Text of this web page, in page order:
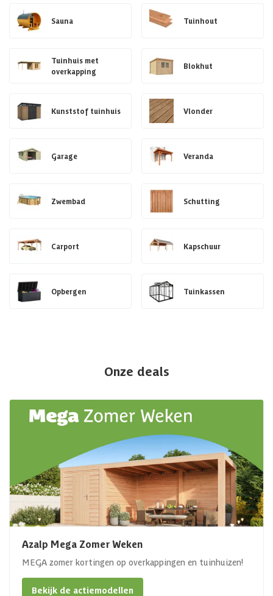
Sauna Tuinhout
Tuinhuis met
overkapping
Blokhut
Kunststof tuinhuis Vlonder
Garage Veranda
Zwembad Schutting
Carport Kapschuur
Opbergen Tuinkassen
Onze deals
Azalp Mega Zomer Weken
MEGA zomer kortingen op overkappingen en tuinhuizen!
Bekijk de actiemodellen